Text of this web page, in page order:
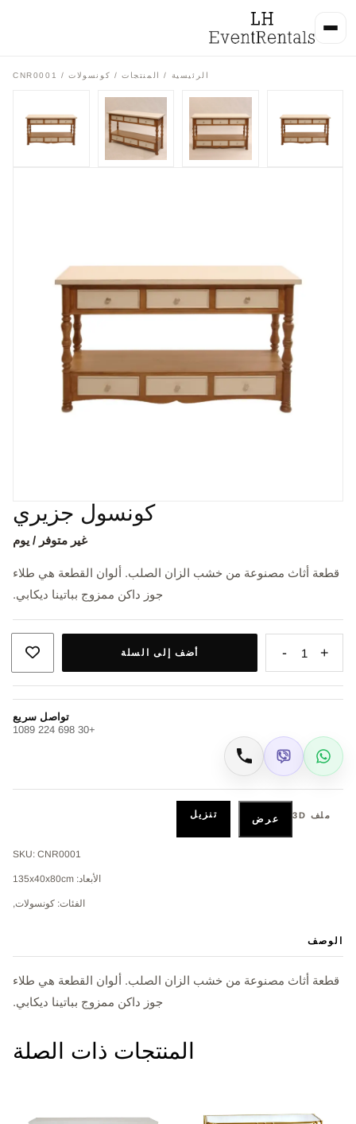
الرئيسية / المنتجات / كونسولات/ CNR0001
كونسول جزيري
غير متوفر / يوم
قطعة أثاث مصنوعة من خشب الزان الصلب. ألوان القطعة هي طلاء
جوز داكن ممزوج بباتينا ديكابي.
+
1
- أضف إلى السلة
تواصل سريع
+30 698 224 1089
WhatsApp
Viber اتصال
ملف 3D عرض تنزيل
SKU: CNR0001
الأبعاد: 135x40x80cm
الفئات: كونسولات,
الوصف
قطعة أثاث مصنوعة من خشب الزان الصلب. ألوان القطعة هي طلاء
جوز داكن ممزوج بباتينا ديكابي.
المنتجات ذات الصلة